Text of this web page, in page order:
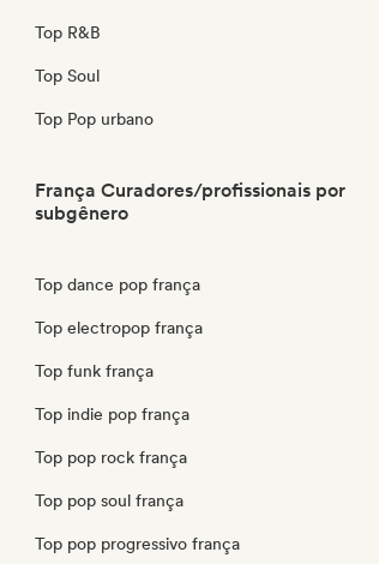
Top R&B
Top Soul
Top Pop urbano
França Curadores/profissionais por
subgênero
Top dance pop frança
Top electropop frança
Top funk frança
Top indie pop frança
Top pop rock frança
Top pop soul frança
Top pop progressivo frança